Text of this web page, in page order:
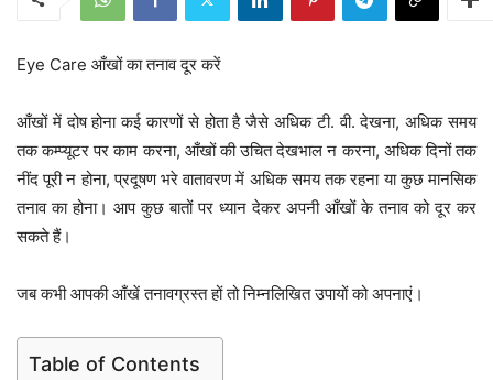
Eye Care आँखों का तनाव दूर करें
आँखों में दोष होना कई कारणों से होता है जैसे अधिक टी. वी. देखना, अधिक समय
तक कम्प्यूटर पर काम करना, आँखों की उचित देखभाल न करना, अधिक दिनों तक
नींद पूरी न होना, प्रदूषण भरे वातावरण में अधिक समय तक रहना या कुछ मानसिक
तनाव का होना। आप कुछ बातों पर ध्यान देकर अपनी आँखों के तनाव को दूर कर
सकते हैं।
जब कभी आपकी आँखें तनावग्रस्त हों तो निम्नलिखित उपायों को अपनाएं।
Table of Contents